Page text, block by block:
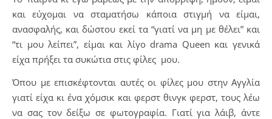
και εύχομαι να σταματήσω κάποια στιγμή να είμαι,
ανασφαλής, και δώστου εκεί τα “γιατί να μη με θέλει” και
“τι μου λείπει”, είμαι και λίγο drama Queen και γενικά
είχα πρήξει τα συκώτια στις φίλες μου.
Όπου με επισκέφτονται αυτές οι φίλες μου στην Αγγλία
γιατί είχα κι ένα χόμσικ και φερστ θινγκ φερστ, τους λέω
να σας τον δείξω σε φωτογραφία. Γιατί για λάιβ, άντε